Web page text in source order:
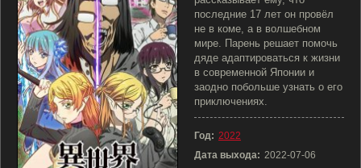
последние 17 лет он провёл
не в коме, а в волшебном
мире. Парень решает помочь
дяде адаптироваться к жизни
в современной Японии и
заодно побольше узнать о его
приключениях.
Год: 2022
Дата выхода: 2022-07-06